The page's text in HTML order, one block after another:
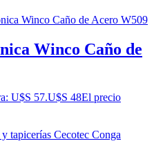
Winco Caño de
U$S 57.U$S 48El precio